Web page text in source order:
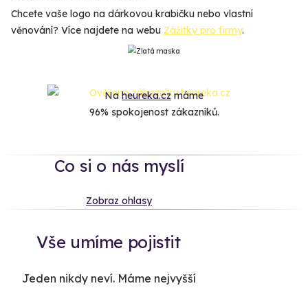
Chcete vaše logo na dárkovou krabičku nebo vlastní
věnování? Více najdete na webu Zážitky pro firmy.
Naheureka.czmáme
96% spokojenost zákazníků.
Co si o nás myslí
Zobraz ohlasy
Vše umíme pojistit
Jeden nikdy neví. Máme nejvyšší